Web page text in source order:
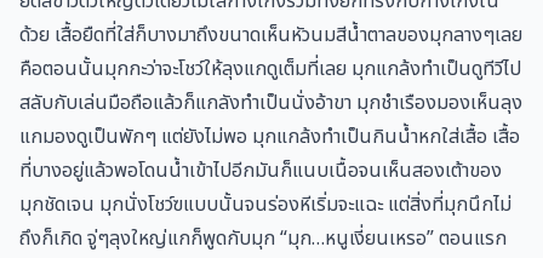
ด้วย เสื้อยืดที่ใส่ก็บางมาถึงขนาดเห็นหัวนมสีน้ำตาลของมุกลางๆเลย
คือตอนนั้นมุกกะว่าจะโชว์ให้ลุงแกดูเต็มที่เลย มุกแกล้งทำเป็นดูทีวีไป
สลับกับเล่นมือถือแล้วก็แกลังทำเป็นนั่งอ้าขา มุกชำเรืองมองเห็นลุง
แกมองดูเป็นพักๆ แต่ยังไม่พอ มุกแกล้งทำเป็นกินน้ำหกใส่เสื้อ เสื้อ
ที่บางอยู่แล้วพอโดนน้ำเข้าไปอีกมันก็แนบเนื้อจนเห็นสองเต้าของ
มุกชัดเจน มุกนั่งโชว์ฃแบบนั้นจนร่องหีเริ่มจะแฉะ แต่สิ่งที่มุกนึกไม่
ถึงก็เกิด จู่ๆลุงใหญ่แกก็พูดกับมุก “มุก…หนูเงี่ยนเหรอ” ตอนแรก